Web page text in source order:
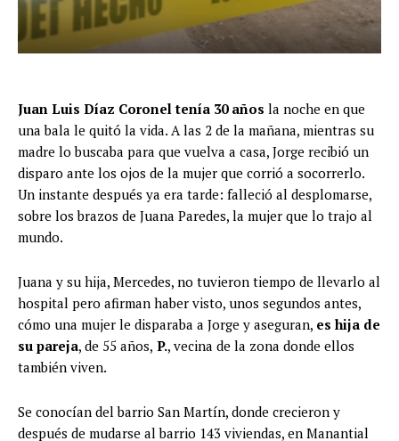
Juan Luis Díaz Coronel tenía 30 años la noche en que
una bala le quitó la vida. A las 2 de la mañana, mientras su
madre lo buscaba para que vuelva a casa, Jorge recibió un
disparo ante los ojos de la mujer que corrió a socorrerlo.
Un instante después ya era tarde: falleció al desplomarse,
sobre los brazos de Juana Paredes, la mujer que lo trajo al
mundo.
Juana y su hija, Mercedes, no tuvieron tiempo de llevarlo al
hospital pero afirman haber visto, unos segundos antes,
cómo una mujer le disparaba a Jorge y aseguran, es hija de
su pareja, de 55 años, P., vecina de la zona donde ellos
también viven.
Se conocían del barrio San Martín, donde crecieron y
después de mudarse al barrio 143 viviendas, en Manantial